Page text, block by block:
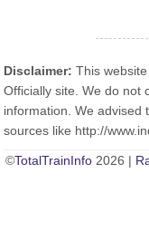
Disclaimer: This
Officially site. We do not
information. We advised
sources like http://
©TotalTrainInfo 2026 |